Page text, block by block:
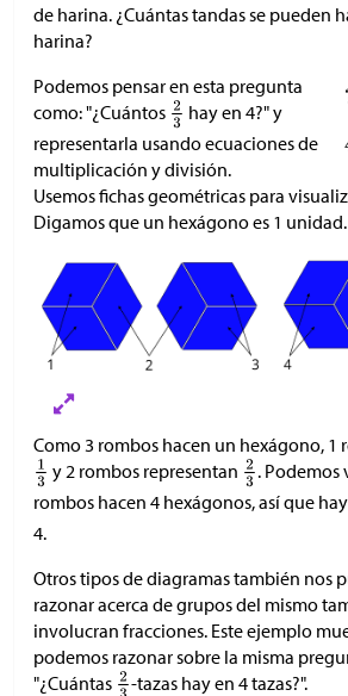
de harina. ¿Cuántas tandas se pueden
harina?
Podemos pensar en esta pregunta
como: "¿Cuántos
hay en 4?" y
representarla usando ecuaciones de
multiplicación y división.
Usemos fichas geométricas para
Digamos que un hexágono es 1 unidad.
Como 3 rombos hacen un hexágono, 1
y 2 rombos representan
. Podemos
rombos hacen 4 hexágonos, así que
4.
Otros tipos de diagramas también nos
razonar acerca de grupos del mismo
involucran fracciones. Este ejemplo
podemos razonar sobre la misma
"¿Cuántas
-tazas hay en 4 tazas?".